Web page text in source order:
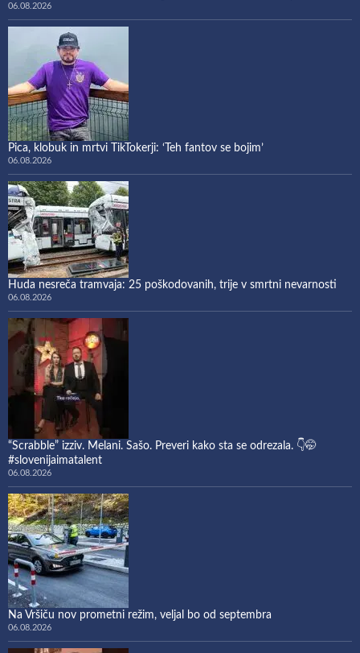
06.08.2026
Pica, klobuk in mrtvi TikTokerji: ‘Teh fantov se bojim’
06.08.2026
Huda nesreča tramvaja: 25 poškodovanih, trije v smrtni nevarnosti
06.08.2026
“Scrabble” izziv. Melani. Sašo. Preveri kako sta se odrezala. 👇🤭
#slovenijaimatalent
06.08.2026
Na Vršiču nov prometni režim, veljal bo od septembra
06.08.2026